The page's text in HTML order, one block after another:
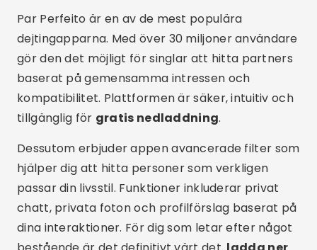
passar din livsstil. Funktioner inkluderar privat
chatt, privata foton och profilförslag baserat på
dina interaktioner. För dig som letar efter något
bestående är det definitivt värt det.
ladda ner
nu
det perfekta paret.
Slutligen finns den även tillgänglig på
med utmärkta användarrecensioner. Appen
låter dig fatta beslut baserat på verkliga,
detaljerade profiler, vilket hjälper dig att undvika
frustration och misslyckade möten.
Reklam - SpotAds